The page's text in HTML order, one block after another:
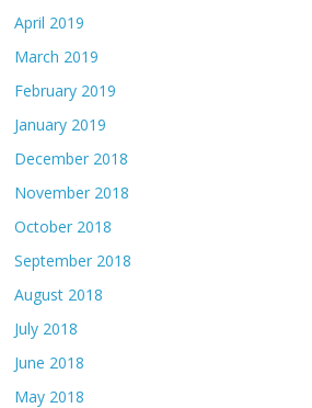
April 2019
March 2019
February 2019
January 2019
December 2018
November 2018
October 2018
September 2018
August 2018
July 2018
June 2018
May 2018